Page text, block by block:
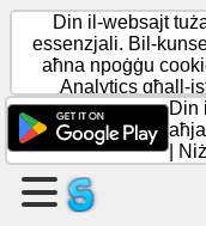
Oħloq
paġna
Oħloq
grupp
Din il-websajt
essenzjali. Bil-
aħna npoġġu
Analytics għall-
Din